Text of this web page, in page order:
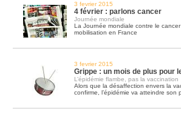
3 fevrier 2015
4 février : parlons cancer
Journée mondiale
La Journée mondiale contre le cancer
mobilisation en France
3 fevrier 2015
Grippe : un mois de plus pour
L’épidémie flambe, pas la vaccination
Alors que la désaffection envers la
confirme, l’épidémie va atteindre son